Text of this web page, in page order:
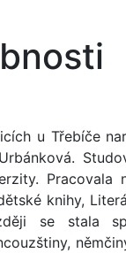
u Třebíče
Pracovala
knihy,
se stala